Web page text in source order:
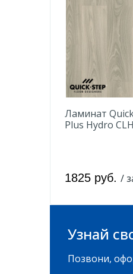
Ламинат
Plus Hydro
1825 руб. /
Узнай
Позвони,